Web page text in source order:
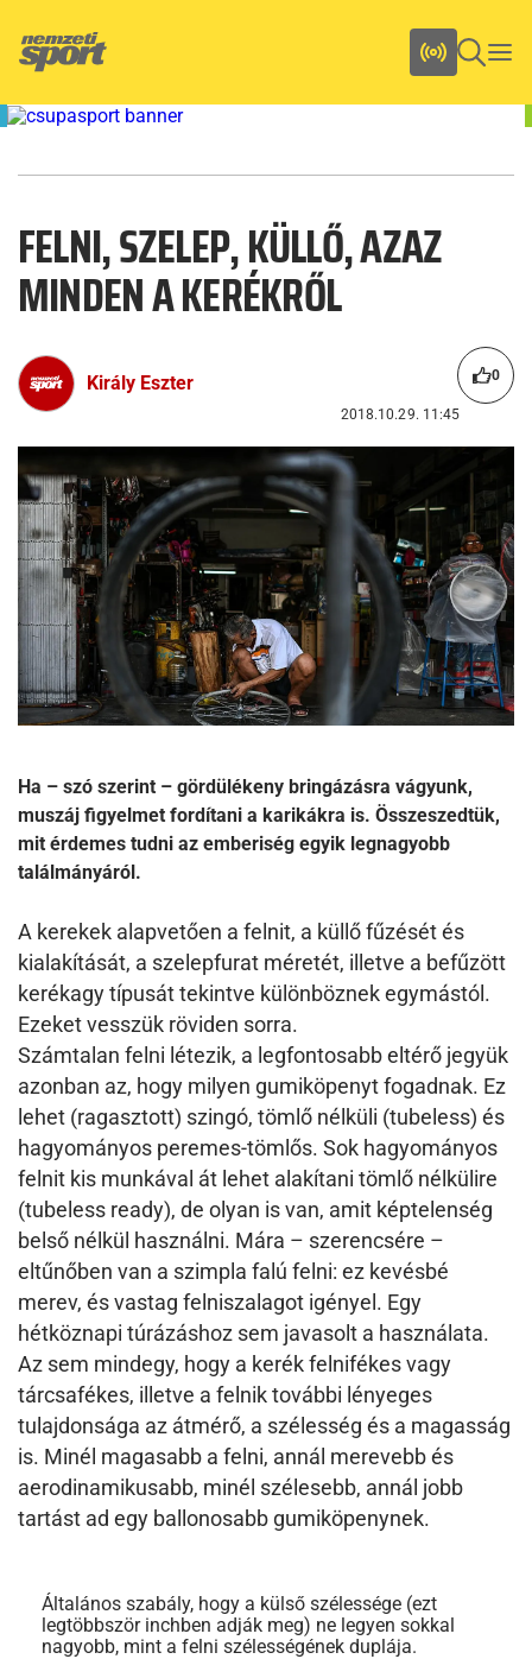
FELNI, SZELEP, KÜLLŐ, AZAZ
MINDEN A KERÉKRŐL
Király Eszter 0
2018.10.29. 11:45
Ha – szó szerint – gördülékeny bringázásra vágyunk,
muszáj figyelmet fordítani a karikákra is. Összeszedtük,
mit érdemes tudni az emberiség egyik legnagyobb
találmányáról.
A kerekek alapvetően a felnit, a küllő fűzését és
kialakítását, a szelepfurat méretét, illetve a befűzött
kerékagy típusát tekintve különböznek egymástól.
Ezeket vesszük röviden sorra.
Számtalan felni létezik, a legfontosabb eltérő jegyük
azonban az, hogy milyen gumiköpenyt fogadnak. Ez
lehet (ragasztott) szingó, tömlő nélküli (tubeless) és
hagyományos peremes-tömlős. Sok hagyományos
felnit kis munkával át lehet alakítani tömlő nélkülire
(tubeless ready), de olyan is van, amit képtelenség
belső nélkül használni. Mára – szerencsére –
eltűnőben van a szimpla falú felni: ez kevésbé
merev, és vastag felniszalagot igényel. Egy
hétköznapi túrázáshoz sem javasolt a használata.
Az sem mindegy, hogy a kerék felnifékes vagy
tárcsafékes, illetve a felnik további lényeges
tulajdonsága az átmérő, a szélesség és a magasság
is. Minél magasabb a felni, annál merevebb és
aerodinamikusabb, minél szélesebb, annál jobb
tartást ad egy ballonosabb gumiköpenynek.
Általános szabály, hogy a külső szélessége (ezt
legtöbbször inchben adják meg) ne legyen sokkal
nagyobb, mint a felni szélességének duplája.